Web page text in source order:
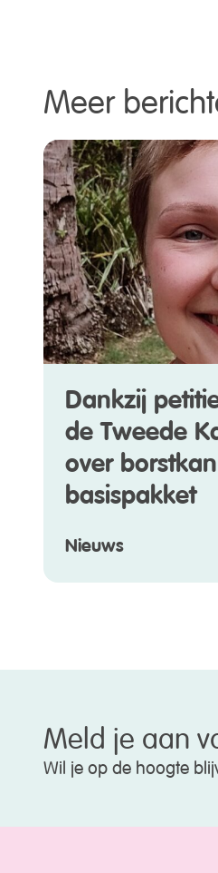
Meer
Dankzij
de Tweede
over
basispakket
Nieuws
Meld je aan
Wil je op de hoogte